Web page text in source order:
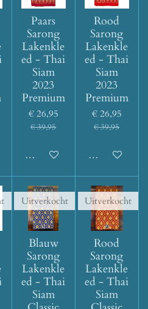
de hoogte
Paars
Sarong
Lakenkle
ed - Thai
Siam
2023
Premium
€ 26,95
€ 39,95
Houd mij op de hoogte
Rood
Sarong
Lakenkle
ed - Thai
Siam
2023
Premium
€ 26,95
€ 39,95
Houd mij op
Uitverkocht
Blauw
Sarong
Lakenkle
ed - Thai
Siam
Uitverkocht
Rood
Sarong
Lakenkle
ed - Thai
Siam